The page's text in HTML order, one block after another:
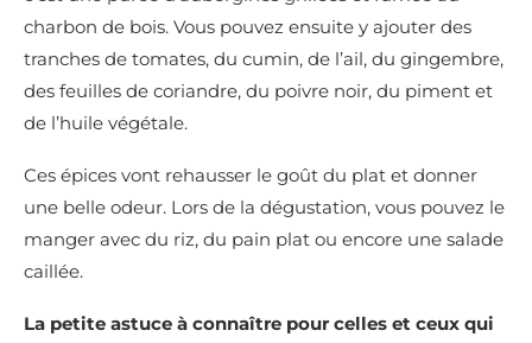
charbon de bois. Vous pouvez ensuite y ajouter des
tranches de tomates, du cumin, de l’ail, du gingembre,
des feuilles de coriandre, du poivre noir, du piment et
de l’huile végétale.
Ces épices vont rehausser le goût du plat et donner
une belle odeur. Lors de la dégustation, vous pouvez le
manger avec du riz, du pain plat ou encore une salade
caillée.
La petite astuce à connaître pour celles et ceux qui